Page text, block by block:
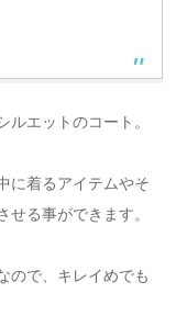
エットのコート。
に着るアイテムやそ
る事ができます。
ので、キレイめでも